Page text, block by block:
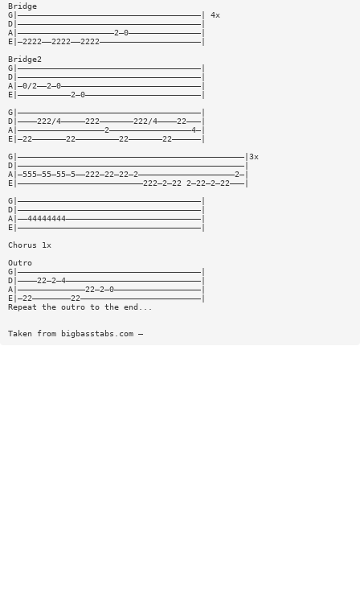
Bridge
G|——————————————————————————————————————| 4x
D|——————————————————————————————————————|
A|————————————————————2—0———————————————|
E|—2222——2222——2222—————————————————————|
Bridge2
G|——————————————————————————————————————|
D|——————————————————————————————————————|
A|—0/2——2—0—————————————————————————————|
E|———————————2—0————————————————————————|
G|——————————————————————————————————————|
D|————222/4—————222———————222/4————22———|
A|——————————————————2—————————————————4—|
E|—22———————22—————————22———————22——————|
G|———————————————————————————————————————————————|3x
D|———————————————————————————————————————————————|
A|—555—55—55—5——222—22—22—2————————————————————2—|
E|——————————————————————————222—2—22 2—22—2—22———|
G|——————————————————————————————————————|
D|——————————————————————————————————————|
A|——44444444————————————————————————————|
E|——————————————————————————————————————|
Chorus 1x
Outro
G|——————————————————————————————————————|
D|————22—2—4————————————————————————————|
A|——————————————22—2—0——————————————————|
E|—22————————22—————————————————————————|
Repeat the outro to the end...
Taken from bigbasstabs.com —